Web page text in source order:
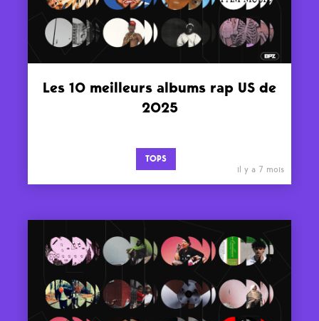
Les 10 meilleurs albums rap US de
2025
TOPS
il y a 7 mois